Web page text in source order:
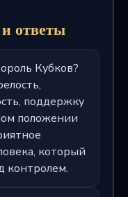
ответы
Кубков?
поддержку
положении
который
контролем.